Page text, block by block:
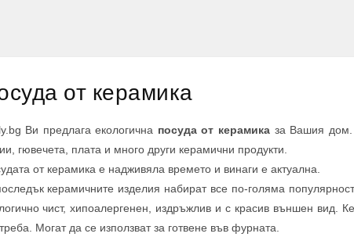
от керамика
Ви предлага екологична посуда от керамика за Вашия дом.
гювечета, плата и много други керамични продукти.
от керамика е надживяла времето и винаги е актуална.
керамичните изделия набират все по-голяма
чист, хипоалергенен, издръжлив и с красив външен вид.
Могат да се използват за готвене във фурната.